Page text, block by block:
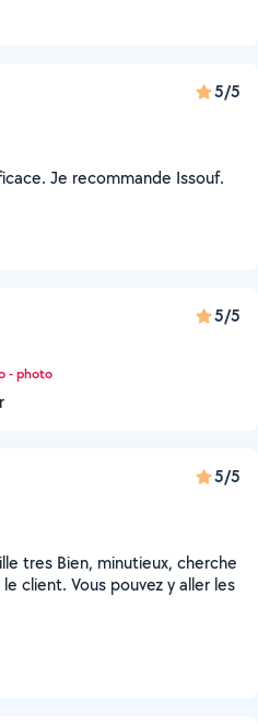
5/5
Je recommande Issouf.
5/5
- photo
5/5
tres Bien, minutieux, cherche
client. Vous pouvez y aller les